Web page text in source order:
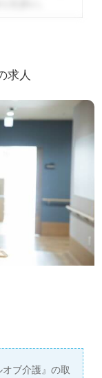
求人
ブ介護』の取